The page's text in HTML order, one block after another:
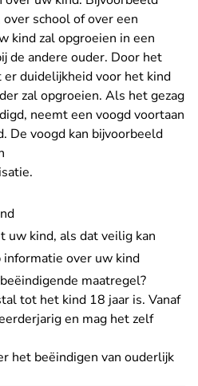
school of over een
kind zal opgroeien in een
de andere ouder. Door het
duidelijkheid voor het kind
zal opgroeien. Als het gezag
neemt een voogd voortaan
De voogd kan bijvoorbeeld
uw kind, als dat veilig kan
over uw kind
maatregel?
tot het kind 18 jaar is. Vanaf
en mag het zelf
het beëindigen van ouderlijk